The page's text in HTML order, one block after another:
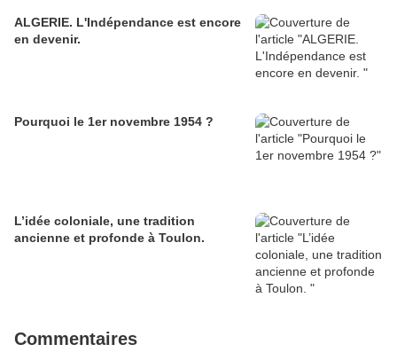
ALGERIE. L'Indépendance est encore
en devenir.
Pourquoi le 1er novembre 1954 ?
L’idée coloniale, une tradition
ancienne et profonde à Toulon.
Commentaires